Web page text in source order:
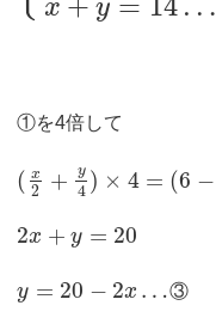
x
y
①を4倍して
( x
2 + y
4 ) × 4 = (6 −
2x + y = 20
y = 20 − 2x …③